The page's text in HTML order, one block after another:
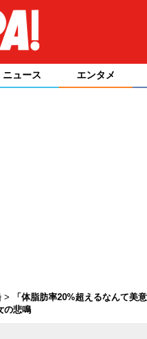
ニュース エンタメ
「体脂肪率20%超えるなんて美
の悲鳴